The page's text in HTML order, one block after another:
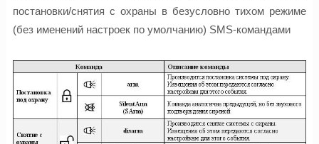
постановки/снятия с охраны в безусловно тихом режиме
(без именений настроек по умолчанию) SMS-командами